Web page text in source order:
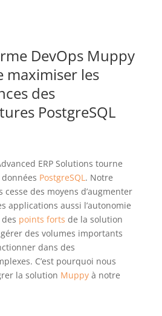
DevOps Muppy
maximiser les
des
PostgreSQL
ERP Solutions tourne
PostgreSQL . Notre
des moyens d’augmenter
applications aussi l’autonomie
points forts de la solution
des volumes importants
dans des
C’est pourquoi nous
la solution Muppyà notre